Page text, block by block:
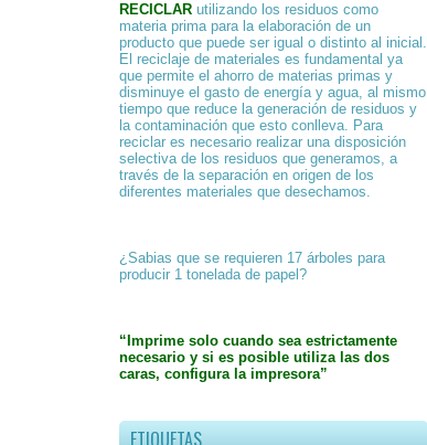
RECICLAR utilizando los residuos como
materia prima para la elaboración de un
producto que puede ser igual o distinto al inicial.
El reciclaje de materiales es fundamental ya
que permite el ahorro de materias primas y
disminuye el gasto de energía y agua, al mismo
tiempo que reduce la generación de residuos y
la contaminación que esto conlleva. Para
reciclar es necesario realizar una disposición
selectiva de los residuos que generamos, a
través de la separación en origen de los
diferentes materiales que desechamos.
¿Sabias que se requieren 17 árboles para
producir 1 tonelada de papel?
“Imprime solo cuando sea estrictamente
necesario y si es posible utiliza las dos
caras, configura la impresora”